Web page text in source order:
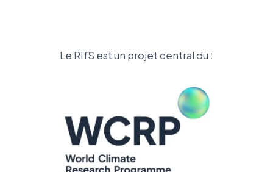
Le RIfS est un projet central du :